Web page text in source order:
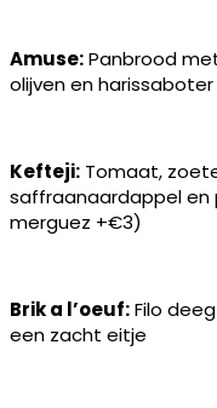
Amuse:Panbrood
olijven en harissaboter
Kefteji: Tomaat,
saffraanaardappel
merguez +€3)
Brik a l’oeuf:Filo
een zacht eitje